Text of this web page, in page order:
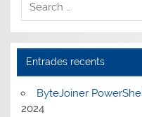
Entrades recents
ByteJoiner
2024